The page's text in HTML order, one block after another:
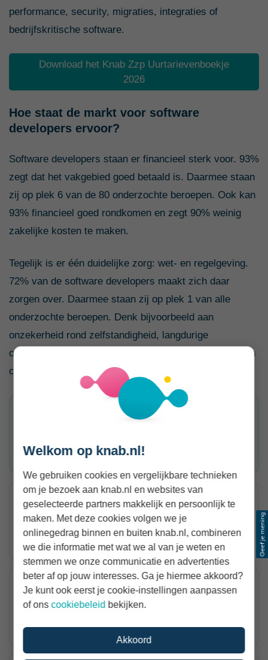
performance, security, migraties, integraties of
bedrijfskritische software.
Download het Knab Zzp Uurtarievenboekje
2026
Hoe staat de markt voor software
developers ervoor?
Software developers staan er financieel sterk voor. 93%
zegt dat het vakgebied goed betaald is. Daarmee staan
zij op plek 6 van de 80 onderzochte beroepen. Ook kan
93% financieel goed rondkomen en zegt 90% weinig
zakelijke kosten te maken.
Tegelijk is er één duidelijke zorg: wet- en regelgeving.
72% van de software developers maakt zich daar
zorgen over. Daarmee staan zij op plek 1 van alle
onderzochte beroepen. Denk bijvoorbeeld aan
onzekerheid rond zelfstandigheid, langdurige
opdrachten, opdrachtgeverrelaties, privacy, security en
compliance.
ranking 6 van 80
Financieel goed rondkomen
93%
ranking 17 van 80
Weinig zakelijke kosten
90%
ranking 4 van 80
Welkom op knab.nl!
We gebruiken cookies en vergelijkbare technieken
om je bezoek aan knab.nl en websites van
geselecteerde partners makkelijk en persoonlijk te
maken. Met deze cookies volgen we je
onlinegedrag binnen en buiten knab.nl, combineren
we die informatie met wat we al van je weten en
stemmen we onze communicatie en advertenties
beter af op jouw interesses. Ga je hiermee akkoord?
Je kunt ook eerst je cookie-instellingen aanpassen
of onscookiebeleid bekijken.
Akkoord